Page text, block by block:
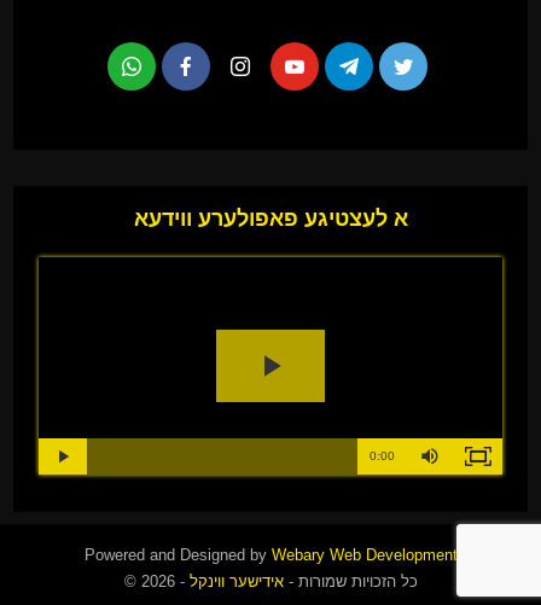
א לעצטיגע פאפולערע ווידעא
Video
Play Duration
0:00
Loaded:
Fullscreen
Powered and Designed by Webary Web Development
כל הזכויות שמורות -אידישער ווינקל- 2026 ©